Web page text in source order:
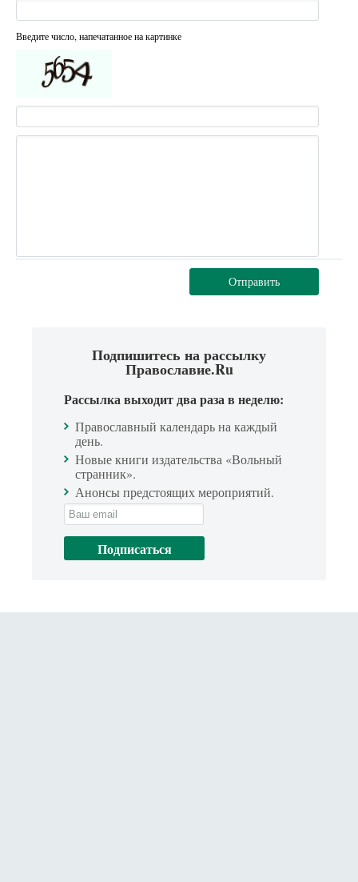
Введите число, напечатанное на картинке
Отправить
Подпишитесь на рассылку
Православие.Ru
Рассылка выходит два раза в неделю:
Православный календарь на каждый
день.
Новые книги издательства «Вольный
странник».
Анонсы предстоящих мероприятий.